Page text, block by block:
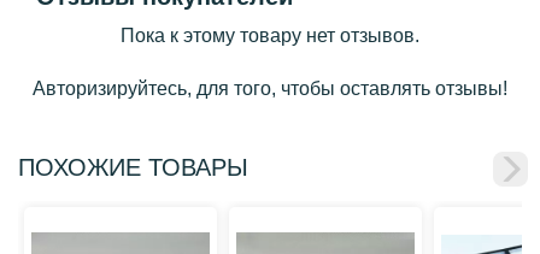
Пока к этому товару нет отзывов.
Авторизируйтесь, для того, чтобы оставлять отзывы!
ПОХОЖИЕ ТОВАРЫ